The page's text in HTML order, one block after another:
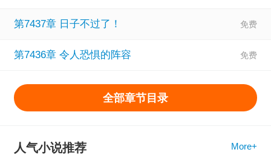
第7437章 日子不过了！
第7436章 令人恐惧的阵容
全部章节目录
人气小说推荐 More+